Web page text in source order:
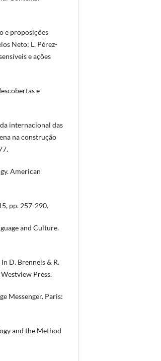
e proposições
Neto; L. Pérez-
e ações
e
internacional das
na construção
American
pp. 257-290.
and Culture.
D. Brenneis & R.
Press.
Messenger. Paris:
and the Method